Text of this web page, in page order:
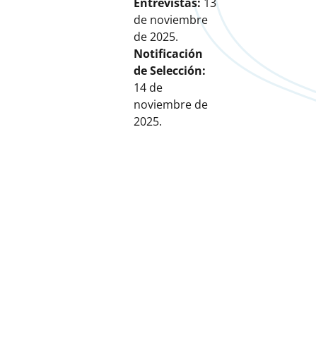
de noviembre
de 2025.
Notificación
de Selección:
14 de
noviembre de
2025.